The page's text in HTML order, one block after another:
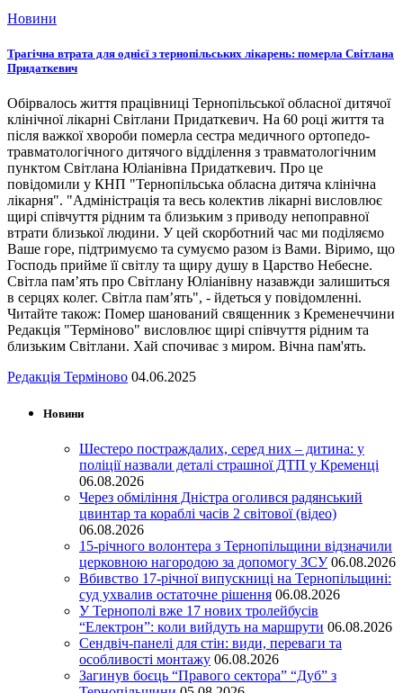
Новини
Трагічна втрата для однієї з тернопільських лікарень: померла Світлана
Придаткевич
Обірвалось життя працівниці Тернопільської обласної дитячої
клінічної лікарні Світлани Придаткевич. На 60 році життя та
після важкої хвороби померла сестра медичного ортопедо-
травматологічного дитячого відділення з травматологічним
пунктом Світлана Юліанівна Придаткевич. Про це
повідомили у КНП "Тернопільська обласна дитяча клінічна
лікарня". "Адміністрація та весь колектив лікарні висловлює
щирі співчуття рідним та близьким з приводу непоправної
втрати близької людини. У цей скорботний час ми поділяємо
Ваше горе, підтримуємо та сумуємо разом із Вами. Віримо, що
Господь прийме її світлу та щиру душу в Царство Небесне.
Світла пам’ять про Світлану Юліанівну назавжди залишиться
в серцях колег. Світла пам’ять", - йдеться у повідомленні.
Читайте також: Помер шанований священник з Кременеччини
Редакція "Терміново" висловлює щирі співчуття рідним та
близьким Світлани. Хай спочиває з миром. Вічна пам'ять.
Редакція Терміново 04.06.2025
Новини
Шестеро постраждалих, серед них – дитина: у
поліції назвали деталі страшної ДТП у Кременці
06.08.2026
Через обміління Дністра оголився радянський
цвинтар та кораблі часів 2 світової (відео)
06.08.2026
15-річного волонтера з Тернопільщини відзначили
церковною нагородою за допомогу ЗСУ 06.08.2026
Вбивство 17-річної випускниці на Тернопільщині:
суд ухвалив остаточне рішення 06.08.2026
У Тернополі вже 17 нових тролейбусів
“Електрон”: коли вийдуть на маршрути 06.08.2026
Сендвіч-панелі для стін: види, переваги та
особливості монтажу 06.08.2026
Загинув боєць “Правого сектора” “Дуб” з